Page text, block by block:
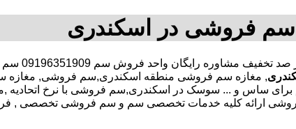
فروشی در اسکندری
با در صد
, مغازه سم فروشی منطقه اسکندری,سم فروشی,
ساس و ... سوسک در اسکندری,سم فروشی با نرخ اتحادیه
ارائه کلیه خدمات تخصصی سم و سم فروشی تخصصی ,